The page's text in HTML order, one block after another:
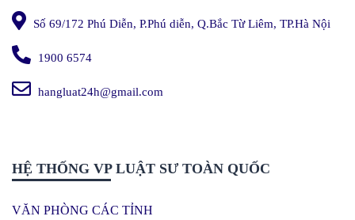
Số 69/172 Phú Diễn, P.Phú diễn, Q.Bắc Từ Liêm, TP.Hà Nội
1900 6574
hangluat24h@gmail.com
HỆ THỐNG VP LUẬT SƯ TOÀN QUỐC
VĂN PHÒNG CÁC TỈNH